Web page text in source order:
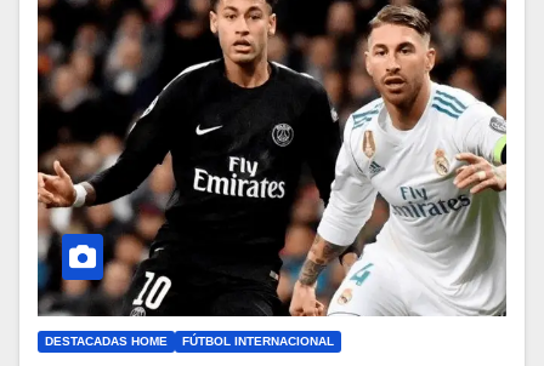
DESTACADAS HOME FÚTBOL INTERNACIONAL